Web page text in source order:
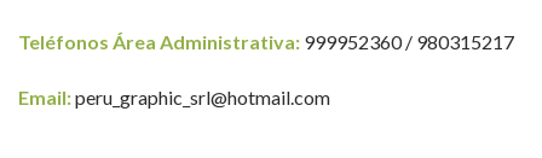
Teléfonos Área Administrativa: 999952360 / 980315217
Email:peru_graphic_srl@hotmail.com